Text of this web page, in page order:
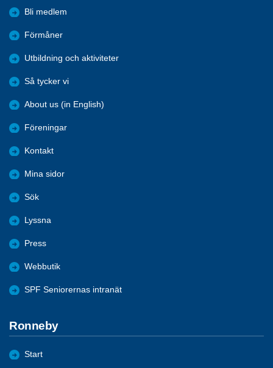
Bli medlem
Förmåner
Utbildning och aktiviteter
Så tycker vi
About us (in English)
Föreningar
Kontakt
Mina sidor
Sök
Lyssna
Press
Webbutik
SPF Seniorernas intranät
Ronneby
Start